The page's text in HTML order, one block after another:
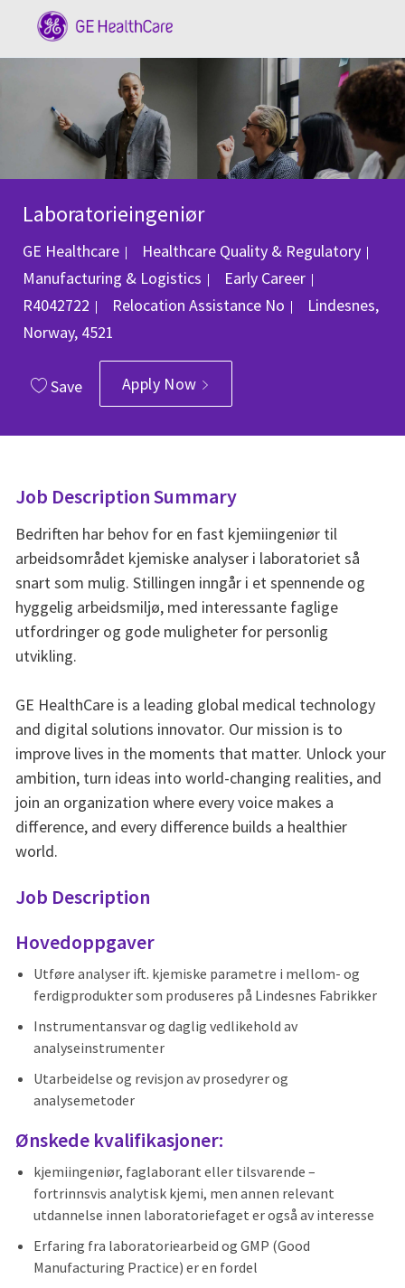
Laboratorieingeniør
GE Healthcare
Healthcare Quality & Regulatory
Category
Manufacturing & Logistics Early Career
R4042722
Relocation Assistance No Location
Lindesnes,
Norway, 4521
Save Apply Now
Job Description Summary
Bedriften har behov for en fast kjemiingeniør til
arbeidsområdet kjemiske analyser i laboratoriet så
snart som mulig. Stillingen inngår i et spennende og
hyggelig arbeidsmiljø, med interessante faglige
utfordringer og gode muligheter for personlig
utvikling.
GE HealthCare is a leading global medical technology
and digital solutions innovator. Our mission is to
improve lives in the moments that matter. Unlock your
ambition, turn ideas into world-changing realities, and
join an organization where every voice makes a
difference, and every difference builds a healthier
world.
Job Description
Hovedoppgaver
Utføre analyser ift. kjemiske parametre i mellom- og
ferdigprodukter som produseres på Lindesnes Fabrikker
Instrumentansvar og daglig vedlikehold av
analyseinstrumenter
Utarbeidelse og revisjon av prosedyrer og
analysemetoder
Ønskede kvalifikasjoner:
kjemiingeniør, faglaborant eller tilsvarende –
fortrinnsvis analytisk kjemi, men annen relevant
utdannelse innen laboratoriefaget er også av interesse
Erfaring fra laboratoriearbeid og GMP (Good
Manufacturing Practice) er en fordel